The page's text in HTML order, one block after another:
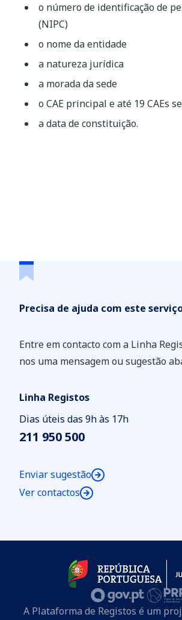
o número de identificação de
(NIPC)
o nome da entidade
a natureza jurídica
a morada da sede
o CAE principal e até 19 CAEs
a data de constituição.
Precisa de ajuda com este
Entre em contacto com a Linha
nos uma mensagem ou sugestão
Linha Registos
Dias úteis das 9h às 17h
211 950 500
Enviar sugestão
Ver contactos
A Plataforma de Registos é um